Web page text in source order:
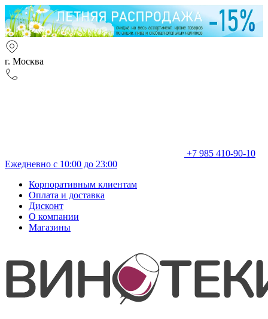
г. Москва
+7 985 410-90-10
Ежедневно с 10:00 до 23:00
Корпоративным клиентам
Оплата и доставка
Дисконт
О компании
Магазины